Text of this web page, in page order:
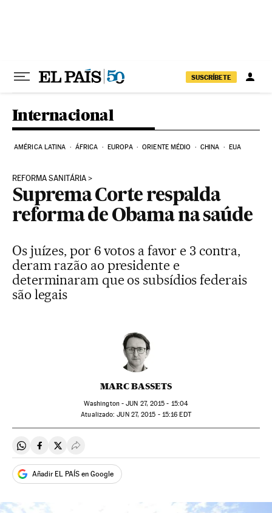
SUSCRÍBETE
Internacional
AMÉRICA LATINA ÁFRICA EUROPA ORIENTE MÉDIO CHINA EUA
REFORMA SANITÁRIA
Suprema Corte respalda
reforma de Obama na saúde
Os juízes, por 6 votos a favor e 3 contra,
deram razão ao presidente e
determinaram que os subsídios federais
são legais
MARC BASSETS
Washington -JUN 27, 2015 - 15:04
atualizado: JUN27, 2015 - 15:16 EDT
Compartir en Whatsapp
Compartir en Facebook
Compartir en Twitter
Desplegar Redes Sociales
Añadir EL PAÍS en Google